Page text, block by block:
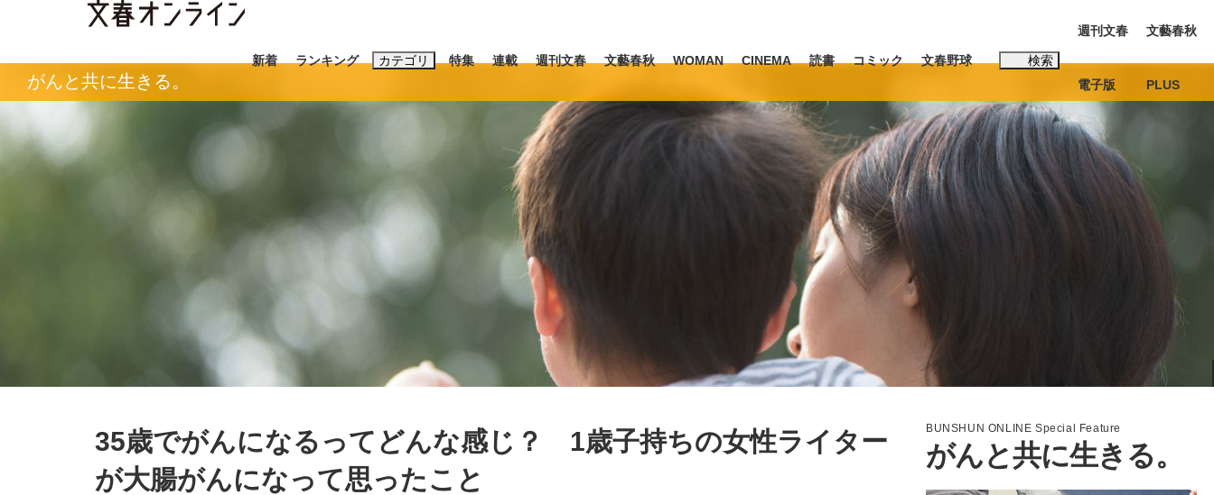
新着 ランキング カテゴリ
ニュース ライフ ビジネス インタビュー 読書
「90%は失敗する。でも…」本田圭佑が初めて明かした日本代表監督に... 「最悪の空気のまま解散」WBC日本代表“敗戦”の真実 選手が明かす...
特集
終戦から81年
観る将棋、読む将棋
いまさら聞けない資産運用のすべて
連載 週刊文春 文藝春秋 WOMAN CINEMA 読書 コミック 文春野球 検索
キーワード入力
おすすめのキーワードタグ一覧
#藤田晋 #三山凌輝 #後藤真希 #森岡毅
#玉木雄一郎
週刊文春
電子版
文藝春秋
PLUS
がんと共に生きる。
35歳でがんになるってどんな感じ？ 1歳子持ちの女性ライター
が大腸がんになって思ったこと
BUNSHUN ONLINE Special Feature
がんと共に生きる。